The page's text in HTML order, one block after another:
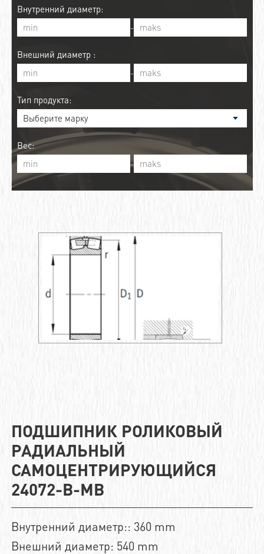
Внутренний диаметр:
-
Внешний диаметр :
-
Тип продукта:
Вес:
-
ПОДШИПНИК РОЛИКОВЫЙ
РАДИАЛЬНЫЙ
САМОЦЕНТРИРУЮЩИЙСЯ
24072-B-MB
Внутренний диаметр:: 360 mm
Внешний диаметр: 540 mm